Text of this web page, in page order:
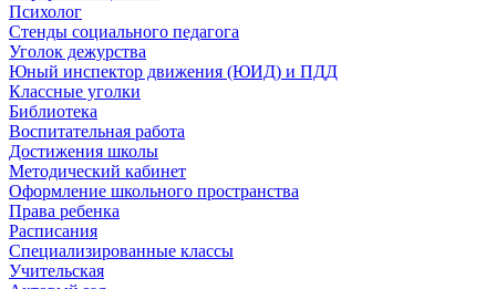
Психолог
Стенды социального педагога
Уголок дежурства
Юный инспектор движения (ЮИД) и ПДД
Классные уголки
Библиотека
Воспитательная работа
Достижения школы
Методический кабинет
Оформление школьного пространства
Права ребенка
Расписания
Специализированные классы
Учительская